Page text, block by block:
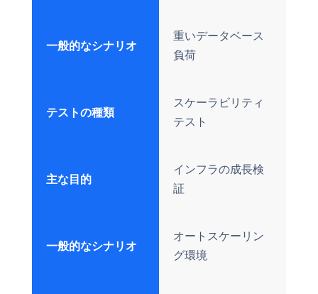
一般的なシナリオ
重いデータベース
負荷
テストの種類
スケーラビリティ
テスト
主な目的
インフラの成長検
証
一般的なシナリオ
オートスケーリン
グ環境